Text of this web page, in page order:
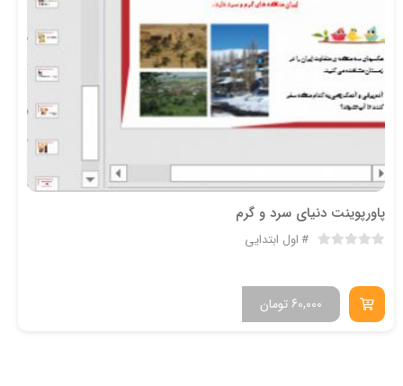
پاورپوینت دنیای سرد و گرم
اول ابتدایی
تومان 60,000